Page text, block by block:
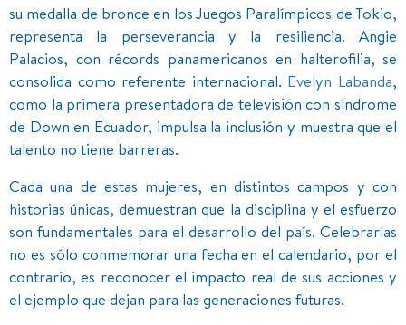
su medalla de bronce en los Juegos Paralímpicos de Tokio,
representa la perseverancia y la resiliencia. Angie
Palacios, con récords panamericanos en halterofilia, se
consolida como referente internacional. Evelyn Labanda,
como la primera presentadora de televisión con síndrome
de Down en Ecuador, impulsa la inclusión y muestra que el
talento no tiene barreras.
Cada una de estas mujeres, en distintos campos y con
historias únicas, demuestran que la disciplina y el esfuerzo
son fundamentales para el desarrollo del país. Celebrarlas
no es sólo conmemorar una fecha en el calendario, por el
contrario, es reconocer el impacto real de sus acciones y
el ejemplo que dejan para las generaciones futuras.